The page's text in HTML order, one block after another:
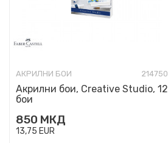
АКРИЛНИ БОИ 214750
Акрилни бои, Creative Studio, 12
бои
850 МКД
13,75 EUR